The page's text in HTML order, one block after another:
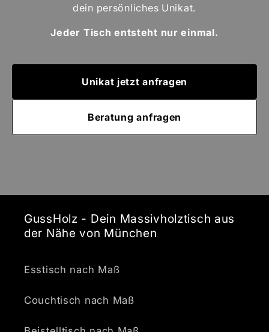
dein persönliches Unikat.
Jeder Tisch entsteht nur einmal.
Unikat jetzt anfragen
Beratung anfragen
GussHolz - Dein Massivholztisch aus
der Nähe von München
Esstisch nach Maß
Couchtisch nach Maß